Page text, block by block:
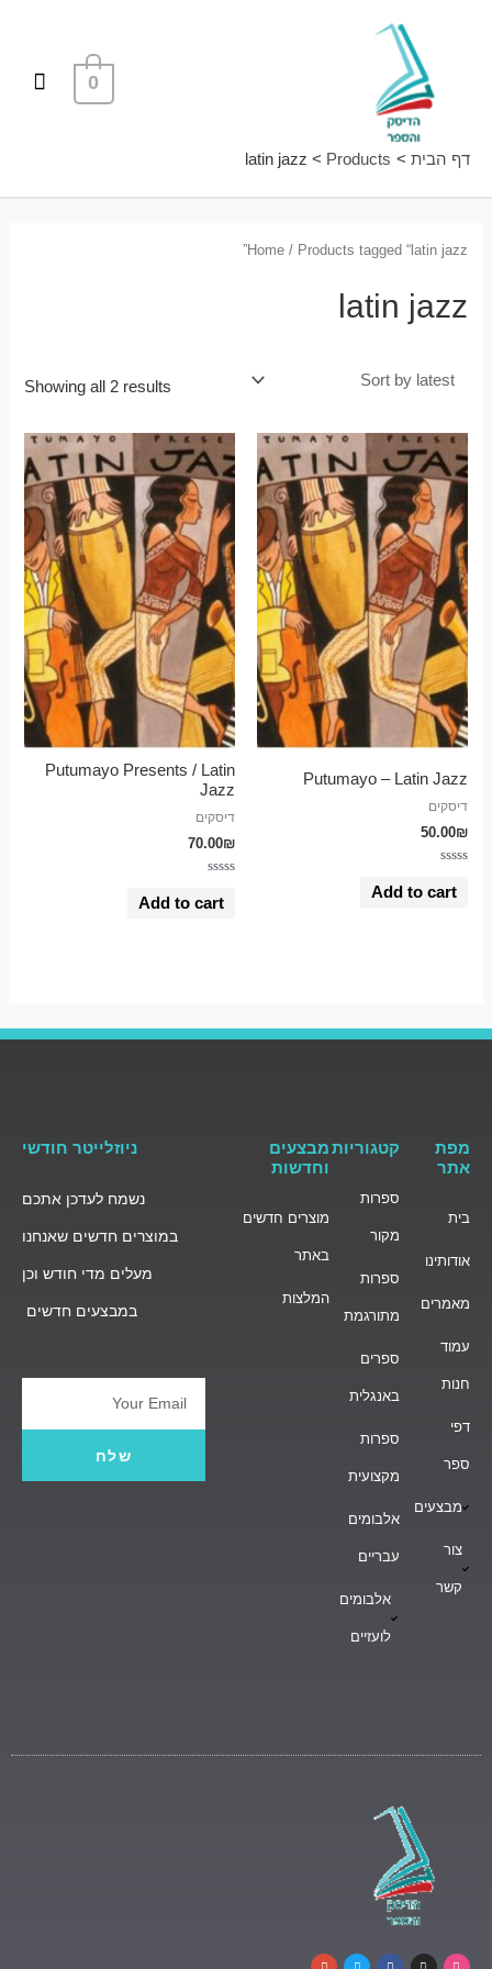
ראשי
0
דף הבית Products
latin jazz
Home/ Products tagged “latin jazz”
latin jazz
Showing all 2 results
Putumayo – Latin Jazz
דיסקים
50.00₪
out
Add to cart
Putumayo Presents / Latin
Jazz
דיסקים
70.00₪
out
Add to cart
מפת
אתר
בית
אודותינו
מאמרים
עמוד
חנות
דפי
ספר
מבצעים
צור
קשר
קטגוריות
ספרות
מקור
ספרות
מתורגמת
ספרים
באנגלית
ספרות
מקצועית
אלבומים
עבריים
אלבומים
לועזיים
מבצעים
וחדשות
מוצרים חדשים
באתר
המלצות
ניוזלייטר חודשי
נשמח לעדכן אתכם
במוצרים חדשים שאנחנו
מעלים מדי חודש וכן
במבצעים חדשים
Email
שלח
D
I
F
T
G